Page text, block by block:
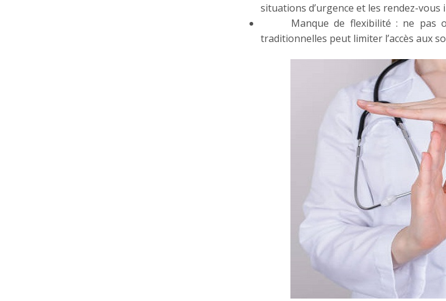
situations d’urgence et les rendez-
Manque de flexibilité : ne pas
traditionnelles peut limiter l’accès aux